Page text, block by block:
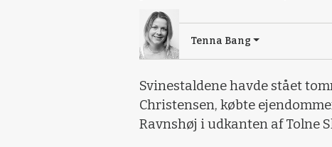
Tenna Bang
Svinestaldene havde stået
Christensen, købte
Ravnshøj i udkanten af Tolne